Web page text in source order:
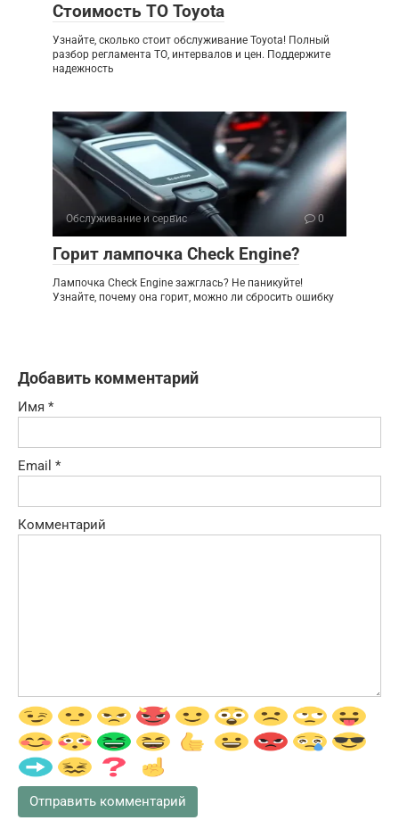
Стоимость ТО Toyota
Узнайте, сколько стоит обслуживание Toyota! Полный
разбор регламента ТО, интервалов и цен. Поддержите
надежность
Обслуживание и сервис 0
Горит лампочка Check Engine?
Лампочка Check Engine зажглась? Не паникуйте!
Узнайте, почему она горит, можно ли сбросить ошибку
Добавить комментарий
Имя *
Email *
Комментарий